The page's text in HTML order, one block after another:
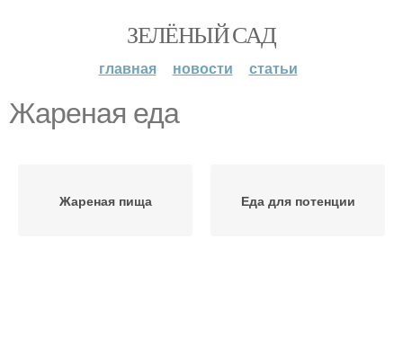
ЗЕЛЁНЫЙ САД
главная новости статьи
Жареная еда
Жареная пища Еда для потенции